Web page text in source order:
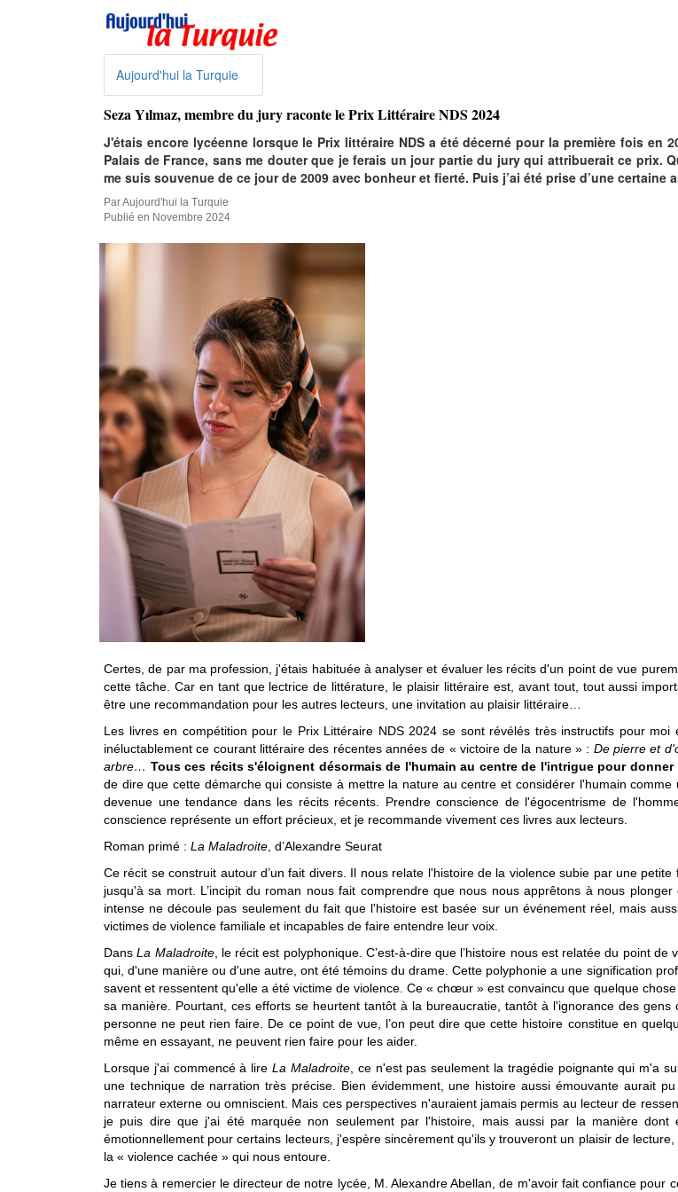
Aujourd'hui la Turquie
Seza Yılmaz, membre du jury raconte le Prix Littéraire NDS 2024
J'étais encore lycéenne lorsque le Prix littéraire NDS a été décerné pour la première fois en
Palais de France, sans me douter que je ferais un jour partie du jury qui attribuerait ce prix.
me suis souvenue de ce jour de 2009 avec bonheur et fierté. Puis j’ai été prise d’une certaine
Par Aujourd'hui la Turquie
Publié en Novembre 2024
Certes, de par ma profession, j'étais habituée à analyser et évaluer les récits d'un point de vue
cette tâche. Car en tant que lectrice de littérature, le plaisir littéraire est, avant tout, tout aussi
être une recommandation pour les autres lecteurs, une invitation au plaisir littéraire…
Les livres en compétition pour le Prix Littéraire NDS 2024 se sont révélés très instructifs pour
inéluctablement ce courant littéraire des récentes années de « victoire de la nature » : De pierre et
arbre… Tous ces récits s'éloignent désormais de l'humain au centre de l'intrigue pour
de dire que cette démarche qui consiste à mettre la nature au centre et considérer l'humain
devenue une tendance dans les récits récents. Prendre conscience de l'égocentrisme de
conscience représente un effort précieux, et je recommande vivement ces livres aux lecteurs.
Roman primé : La Maladroite , d’Alexandre Seurat
Ce récit se construit autour d’un fait divers. Il nous relate l'histoire de la violence subie par une
jusqu'à sa mort. L’incipit du roman nous fait comprendre que nous nous apprêtons à nous
intense ne découle pas seulement du fait que l'histoire est basée sur un événement réel, mais
victimes de violence familiale et incapables de faire entendre leur voix
DansLa Maladroite, le récit est polyphonique. C’est-à-dire que l’histoire nous est relatée du point
qui, d'une manière ou d'une autre, ont été témoins du drame. Cette polyphonie a une signification
savent et ressentent qu'elle a été victime de violence. Ce « chœur » est convaincu que quelque
sa manière. Pourtant, ces efforts se heurtent tantôt à la bureaucratie, tantôt à l'ignorance des
personne ne peut rien faire. De ce point de vue, l’on peut dire que cette histoire constitue en
même en essayant, ne peuvent rien faire pour les aider.
Lorsque j'ai commencé à lireLa Maladroite, ce n'est pas seulement la tragédie poignante qui m'a
une technique de narration très précise. Bien évidemment, une histoire aussi émouvante aurait
narrateur externe ou omniscient. Mais ces perspectives n'auraient jamais permis au lecteur de
je puis dire que j'ai été marquée non seulement par l'histoire, mais aussi par la manière
émotionnellement pour certains lecteurs, j'espère sincèrement qu'ils y trouveront un plaisir de
la « violence cachée » qui nous entoure.
Je tiens à remercier le directeur de notre lycée, M. Alexandre Abellan, de m'avoir fait confiance pour